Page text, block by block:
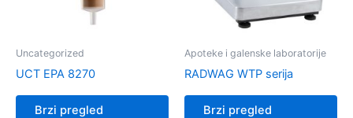
Uncategorized
UCT EPA 8270
Brzi pregled
Apoteke i galenske laboratorije
RADWAG WTP serija
Brzi pregled